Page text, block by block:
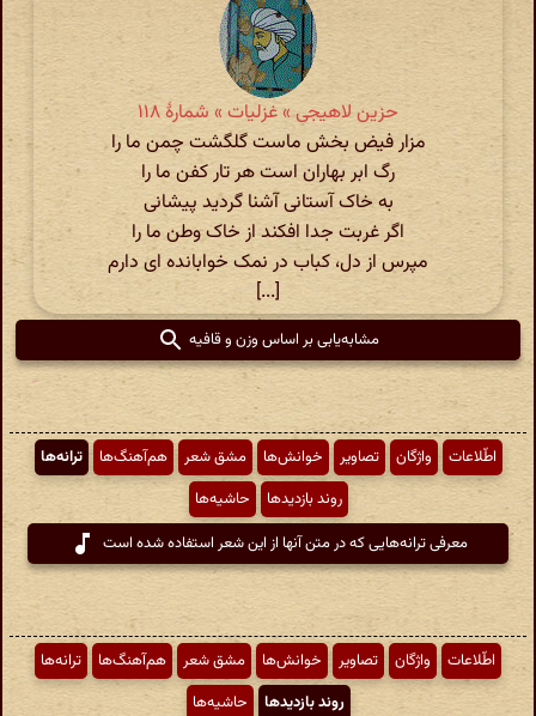
حزین لاهیجی » غزلیات » شمارهٔ ۱۱۸
مزار فیض بخش ماست گلگشت چمن ما را
رگ ابر بهاران است هر تار کفن ما را
به خاک آستانی آشنا گردید پیشانی
اگر غربت جدا افکند از خاک وطن ما را
مپرس از دل، کباب در نمک خوابانده ای دارم
[...]
مشابه‌یابی بر اساس وزن و قافیه
اطّلاعات واژگان تصاویر خوانش‌ها مشق شعر هم‌آهنگ‌ها
ترانه‌ها
روند بازدیدها
حاشیه‌ها
معرفی ترانه‌هایی که در متن آنها از این شعر استفاده شده است
اطّلاعات واژگان تصاویر خوانش‌ها مشق شعر هم‌آهنگ‌ها
ترانه‌ها
روند بازدیدها
حاشیه‌ها